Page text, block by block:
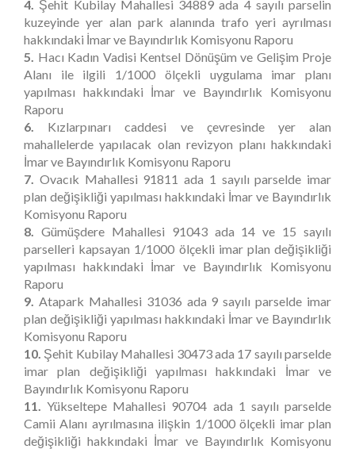
4. Şehit Kubilay Mahallesi 34889 ada 4 sayılı parselin
kuzeyinde yer alan park alanında trafo yeri ayrılması
hakkındaki İmar ve Bayındırlık Komisyonu Raporu
5. Hacı Kadın Vadisi Kentsel Dönüşüm ve Gelişim Proje
Alanı ile ilgili 1/1000 ölçekli uygulama imar planı
yapılması hakkındaki İmar ve Bayındırlık Komisyonu
Raporu
6. Kızlarpınarı caddesi ve çevresinde yer alan
mahallelerde yapılacak olan revizyon planı hakkındaki
İmar ve Bayındırlık Komisyonu Raporu
7. Ovacık Mahallesi 91811 ada 1 sayılı parselde imar
plan değişikliği yapılması hakkındaki İmar ve Bayındırlık
Komisyonu Raporu
8. Gümüşdere Mahallesi 91043 ada 14 ve 15 sayılı
parselleri kapsayan 1/1000 ölçekli imar plan değişikliği
yapılması hakkındaki İmar ve Bayındırlık Komisyonu
Raporu
9. Atapark Mahallesi 31036 ada 9 sayılı parselde imar
plan değişikliği yapılması hakkındaki İmar ve Bayındırlık
Komisyonu Raporu
10. Şehit Kubilay Mahallesi 30473 ada 17 sayılı parselde
imar plan değişikliği yapılması hakkındaki İmar ve
Bayındırlık Komisyonu Raporu
11.Yükseltepe Mahallesi 90704 ada 1 sayılı parselde
Camii Alanı ayrılmasına ilişkin 1/1000 ölçekli imar plan
değişikliği hakkındaki İmar ve Bayındırlık Komisyonu